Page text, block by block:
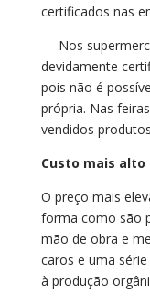
certificados nas
— Nos
devidamente
pois não é
própria. Nas
vendidos
Custo mais
O preço mais
forma como são
mão de obra e
caros e uma
à produção